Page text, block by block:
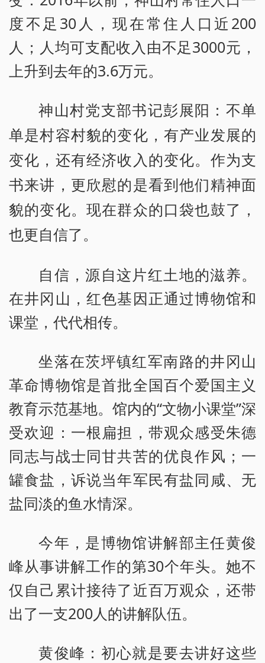
度不足30人，现在常住人口近200
人；人均可支配收入由不足3000元，
上升到去年的3.6万元。
神山村党支部书记彭展阳：不单
单是村容村貌的变化，有产业发展的
变化，还有经济收入的变化。作为支
书来讲，更欣慰的是看到他们精神面
貌的变化。现在群众的口袋也鼓了，
也更自信了。
自信，源自这片红土地的滋养。
在井冈山，红色基因正通过博物馆和
课堂，代代相传。
坐落在茨坪镇红军南路的井冈山
革命博物馆是首批全国百个爱国主义
教育示范基地。馆内的“文物小课堂”深
受欢迎：一根扁担，带观众感受朱德
同志与战士同甘共苦的优良作风；一
罐食盐，诉说当年军民有盐同咸、无
盐同淡的鱼水情深。
今年，是博物馆讲解部主任黄俊
峰从事讲解工作的第30个年头。她不
仅自己累计接待了近百万观众，还带
出了一支200人的讲解队伍。
黄俊峰：初心就是要去讲好这些